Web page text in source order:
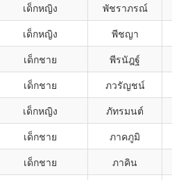
เด็กหญิง พัชราภรณ์
เด็กหญิง พีชญา
เด็กชาย พีรนัฎฐ์
เด็กชาย ภวรัญชน์
เด็กหญิง ภัทรมนต์
เด็กชาย ภาคภูมิ
เด็กชาย ภาคิน